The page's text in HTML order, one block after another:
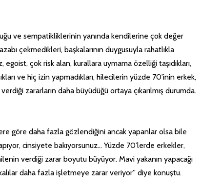
ve sempatikliklerinin yanında kendilerine çok değer
çekmedikleri, başkalarının duygusuyla rahatlıkla
çok risk alan, kurallara uymama özelliği taşıdıkları,
ve hiç izin yapmadıkları, hilecilerin yüzde 70’inin erkek,
zararların daha büyüdüğü ortaya çıkarılmış durumda.
göre daha fazla gözlendiğini ancak yapanlar olsa bile
cinsiyete bakıyorsunuz… Yüzde 70’lerde erkekler,
verdiği zarar boyutu büyüyor. Mavi yakanın yapacağı
daha fazla işletmeye zarar veriyor” diye konuştu.